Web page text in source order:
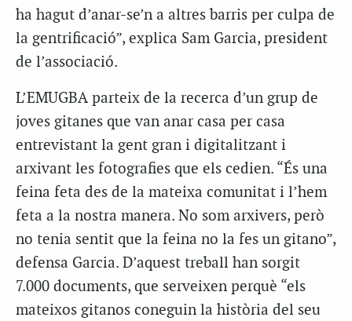
ha hagut d’anar-se’n a altres barris per culpa de
la gentrificació”, explica Sam Garcia, president
de l’associació.
L’EMUGBA parteix de la recerca d’un grup de
joves gitanes que van anar casa per casa
entrevistant la gent gran i digitalitzant i
arxivant les fotografies que els cedien. “És una
feina feta des de la mateixa comunitat i l’hem
feta a la nostra manera. No som arxivers, però
no tenia sentit que la feina no la fes un gitano”,
defensa Garcia. D’aquest treball han sorgit
7.000 documents, que serveixen perquè “els
mateixos gitanos coneguin la història del seu